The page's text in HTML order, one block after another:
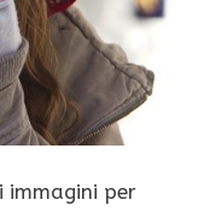
immagini per